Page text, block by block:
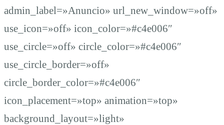
admin_label=»Anuncio» url_new_window=»off»
use_icon=»off» icon_color=»#c4e006″
use_circle=»off» circle_color=»#c4e006″
use_circle_border=»off»
circle_border_color=»#c4e006″
icon_placement=»top» animation=»top»
background_layout=»light»